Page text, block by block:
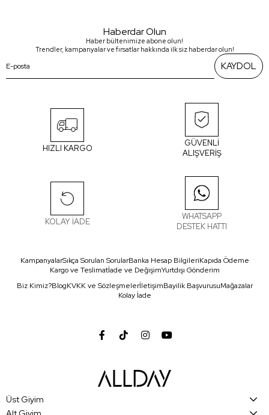
Haberdar Olun
Haber bültenimize abone olun!
Trendler, kampanyalar ve fırsatlar hakkında ilk siz haberdar olun!
KAYDOL
HIZLI KARGO
GÜVENLİ
ALIŞVERİŞ
KOLAY İADE
WHATSAPP
DESTEK HATTI
KampanyalarSıkça Sorulan SorularBanka Hesap BilgileriKapıda Ödeme
Kargo ve Teslimatİade ve DeğişimYurtdışı Gönderim
Biz Kimiz?BlogKVKK ve SözleşmelerİletişimBayilik BaşvurusuMağazalar
Kolay İade
Üst Giyim